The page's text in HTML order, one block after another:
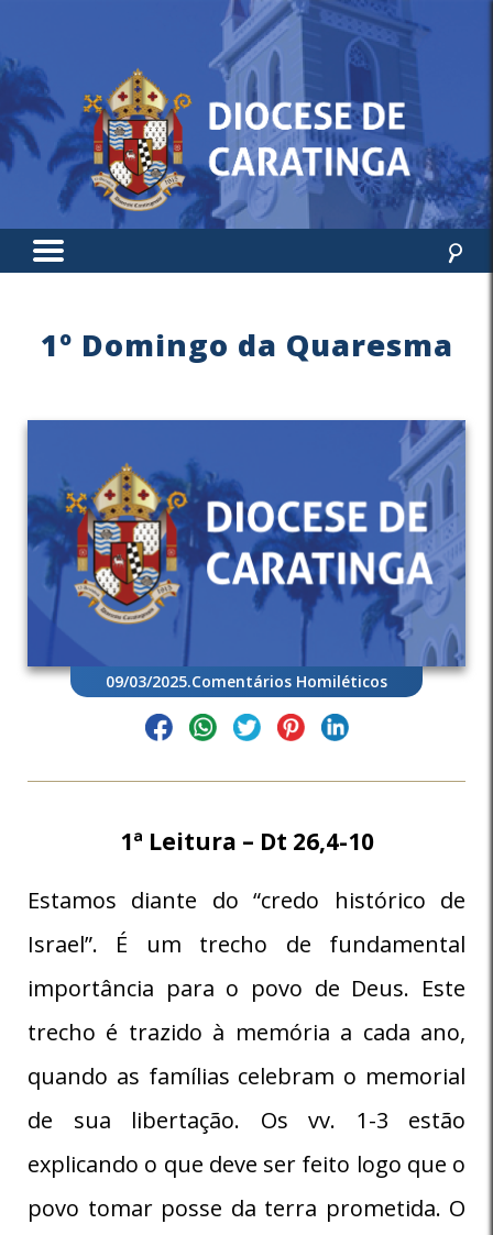
1º Domingo da Quaresma
09/03/2025.Comentários Homiléticos
1ª Leitura – Dt 26,4-10
Estamos diante do “credo histórico de
Israel”. É um trecho de fundamental
importância para o povo de Deus. Este
trecho é trazido à memória a cada ano,
quando as famílias celebram o memorial
de sua libertação. Os vv. 1-3 estão
explicando o que deve ser feito logo que o
povo tomar posse da terra prometida. O